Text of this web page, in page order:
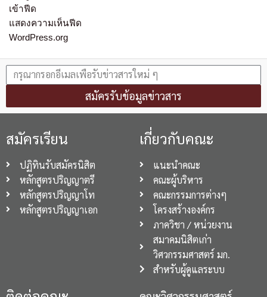
เข้าฟีด
แสดงความเห็นฟีด
WordPress.org
สมัครรับข้อมูลข่าวสาร
สมัครเรียน
ปฏิทินรับสมัครนิสิต
หลักสูตรปริญญาตรี
หลักสูตรปริญญาโท
หลักสูตรปริญญาเอก
เกี่ยวกับคณะ
แนะนำคณะ
คณะผู้บริหาร
คณะกรรมการต่างๆ
โครงสร้างองค์กร
ภาควิชา / หน่วยงาน
สมาคมนิสิตเก่า
วิศวกรรมศาสตร์ มก.
สำหรับผู้ดูแลระบบ